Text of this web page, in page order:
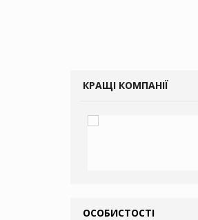
КРАЩІ КОМПАНІЇ
ОСОБИСТОСТІ